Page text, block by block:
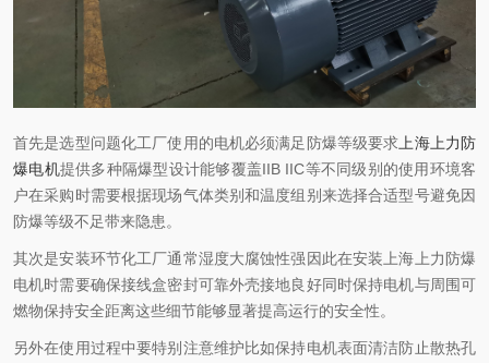
首先是选型问题化工厂使用的电机必须满足防爆等级要求 上海上力防
爆电机提供多种隔爆型设计能够覆盖IIB IIC等不同级别的使用环境客
户在采购时需要根据现场气体类别和温度组别来选择合适型号避免因
防爆等级不足带来隐患。
其次是安装环节化工厂通常湿度大腐蚀性强因此在安装上海上力防爆
电机时需要确保接线盒密封可靠外壳接地良好同时保持电机与周围可
燃物保持安全距离这些细节能够显著提高运行的安全性。
另外在使用过程中要特别注意维护比如保持电机表面清洁防止散热孔